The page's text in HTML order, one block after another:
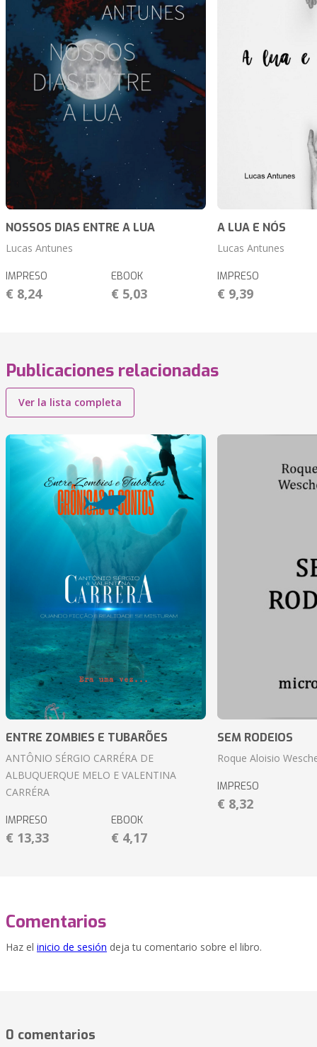
NOSSOS DIAS ENTRE A LUA
Lucas Antunes
IMPRESO
€ 8,24
EBOOK
€ 5,03
A LUA E NÓS
Lucas Antunes
IMPRESO
€ 9,39
Publicaciones relacionadas
Ver la lista completa
ENTRE ZOMBIES E TUBARÕES
ANTÔNIO SÉRGIO CARRÉRA DE
ALBUQUERQUE MELO E VALENTINA
CARRÉRA
IMPRESO
€ 13,33
EBOOK
€ 4,17
SEM RODEIOS
Roque Aloisio
IMPRESO
€ 8,32
Comentarios
Haz el inicio de sesión deja tu comentario sobre el libro.
0 comentarios